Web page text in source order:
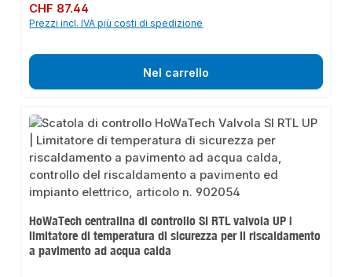
Prezzo normale:
CHF 87.44
Prezzi incl. IVA più costi di spedizione
Nel carrello
HoWaTech centralina di controllo SI RTL valvola UP |
limitatore di temperatura di sicurezza per il riscaldamento
a pavimento ad acqua calda